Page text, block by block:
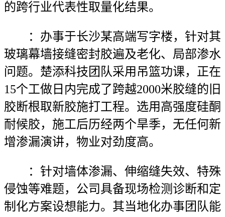
的跨行业代表性取量化结果。
：办事于长沙某高端写字楼，针对其
玻璃幕墙接缝密封胶遍及老化、局部渗水
问题。楚添科技团队采用吊篮功课，正在
15个工做日内完成了跨越2000米胶缝的旧
胶断根取新胶施打工程。选用高强度硅酮
耐候胶，施工后历经两个旱季，无任何新
增渗漏演讲，物业对劲度高。
：针对墙体渗漏、伸缩缝失效、特殊
侵蚀等难题，公司具备现场检测诊断和定
制化方案设想能力。其当地化办事团队能